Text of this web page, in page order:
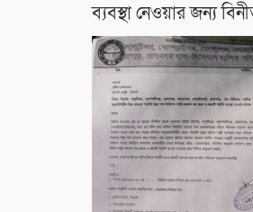
ব্যবস্থা নেওয়ার জন্য